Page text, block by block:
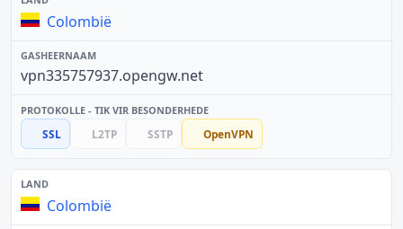
Colombië
vpn335757937.opengw.net
SSL L2TP SSTP OpenVPN
Colombië